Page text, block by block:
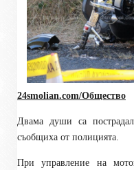
24smolian.com/Общество
Двама души са
съобщиха от полицията.
При управление на